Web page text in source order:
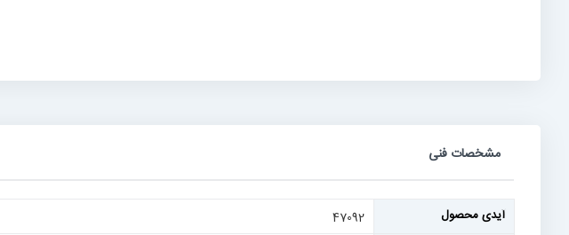
به
مشخصات فنی
مشخصات
فنی
آیدی محصول
47092